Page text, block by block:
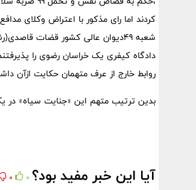
کردند اما رای مذکور با اعتراض وکلای
شعبه 49دیوان عالی کشور قضات
روابط خارج از عرف متهمان حکایت ازآن داشت که حدود 20هزار تماس و پیامک تلفنی
بدین ترتیب متهم این «جنایت سیاه» در
آیا این خبر مفید بود؟ 0
0